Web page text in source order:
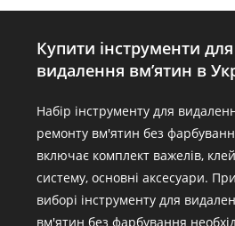
Купити інструменти для
видалення вм’ятин в
Набір інструменту для
ремонту вм'ятин без
включає комплект важелів,
систему, основні аксесуари. При
виборі інструменту для
вм'ятин без фарбування